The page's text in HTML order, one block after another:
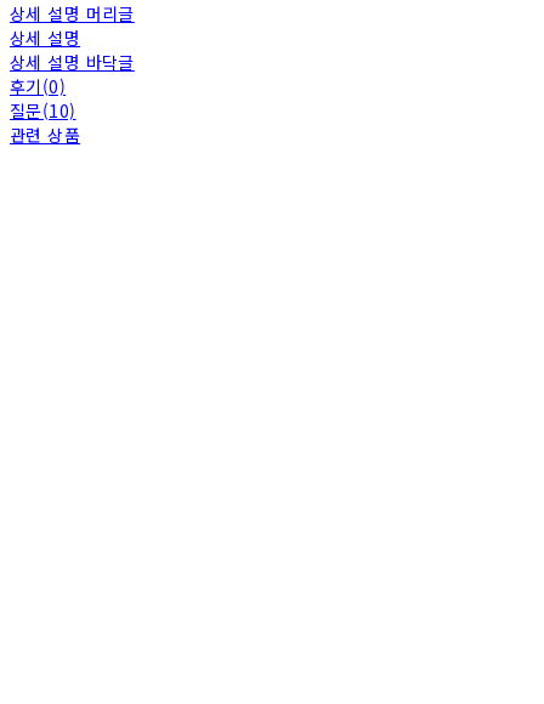
상세 설명 머리글
상세 설명
상세 설명 바닥글
후기(0)
질문(10)
관련 상품